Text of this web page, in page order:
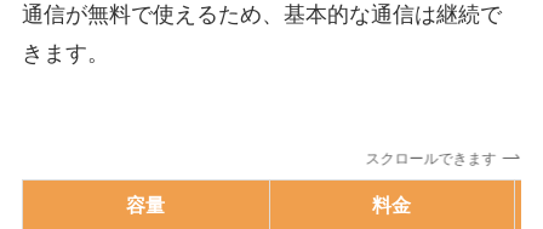
通信が無料で使えるため、基本的な通信は継続で
きます。
スクロールできます
容量 料金